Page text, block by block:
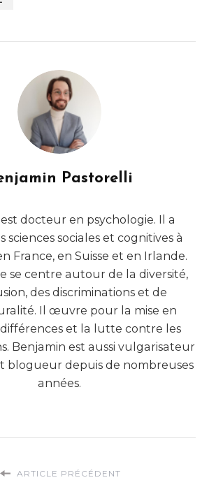
Pastorelli
docteur en psychologie. Il a
sciences sociales et cognitives à
France, en Suisse et en Irlande.
se centre autour de la diversité,
des discriminations et de
Il œuvre pour la mise en
et la lutte contre les
Benjamin est aussi vulgarisateur
blogueur depuis de nombreuses
années.
ARTICLE PRÉCÉDENT